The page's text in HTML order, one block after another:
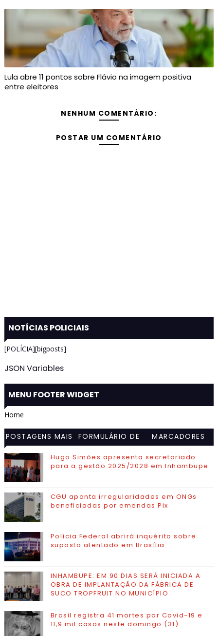
Lula abre 11 pontos sobre Flávio na imagem positiva
entre eleitores
NENHUM COMENTÁRIO:
POSTAR UM COMENTÁRIO
NOTÍCIAS POLICIAIS
[POLÍCIA][bigposts]
JSON Variables
MENU FOOTER WIDGET
Home
POSTAGENS MAIS
VISITADAS
FORMULÁRIO DE
MARCADORES
Hugo Simões apresenta secretariado
para a gestão 2025/2028 em Inhambupe
CGU aponta irregularidades em ONGs
beneficiadas por emendas Pix
Polícia Federal abrirá inquérito sobre
suposto atentado em Brasília
INHAMBUPE: EM 90 DIAS SERÁ INICIADA A
OBRA DE IMPLANTAÇÃO DA FÁBRICA DE
SUCO TROPFRUIT NO MUNICÍPIO
Brasil registra 41 mortes por Covid-19 e
11,9 mil casos neste domingo (31)